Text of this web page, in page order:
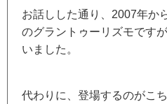
お話しした通り、2007年か
のグラントゥーリズモです
いました。
代わりに、登場するのがこ